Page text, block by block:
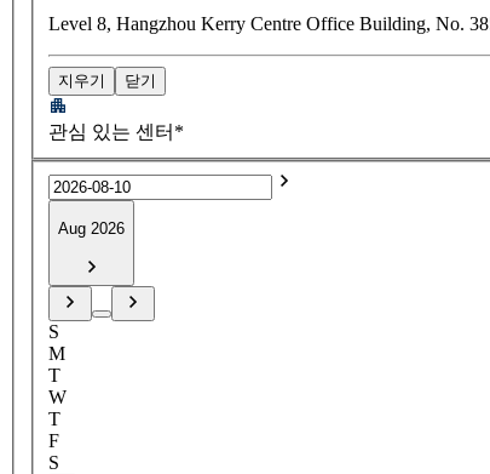
Level 8, Hangzhou Kerry Centre Office Building, No.
지우기 닫기
관심 있는 센터*
Aug 2026
S
M
T
W
T
F
S